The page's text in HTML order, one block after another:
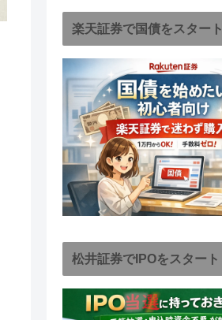
楽天証券で国債をスタート
松井証券でIPOをスタート